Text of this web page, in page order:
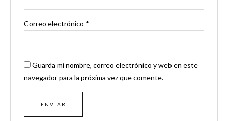
Correo electrónico *
Guarda mi nombre, correo electrónico y web en este
navegador para la próxima vez que comente.